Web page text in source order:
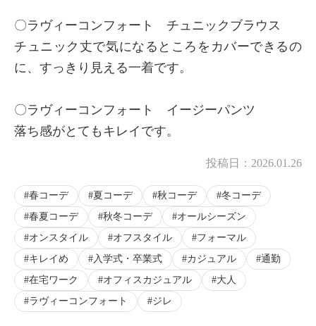
〇ラヴィーコンフォート チュニックブラウス
チュニック丈で気になるところをカバーできるの
に、すっきり見える一着です。
〇ラヴィーコンフォート イージーパンツ
落ち感がとてもキレイです。
投稿日： 2026.01.26
春コーデ 夏コーデ 秋コーデ
冬コーデ
春夏コーデ
秋冬コーデ
オールシーズン
オンスタイル
オフスタイル
フォーマル
キレイめ
入学式・卒業式 カジュアル
通勤
在宅ワーク
オフィスカジュアル
大人
ラヴィーコンフォート
ジレ